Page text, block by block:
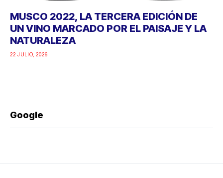
MUSCO 2022, LA TERCERA EDICIÓN DE
UN VINO MARCADO POR EL PAISAJE Y LA
NATURALEZA
22 JULIO, 2026
Google